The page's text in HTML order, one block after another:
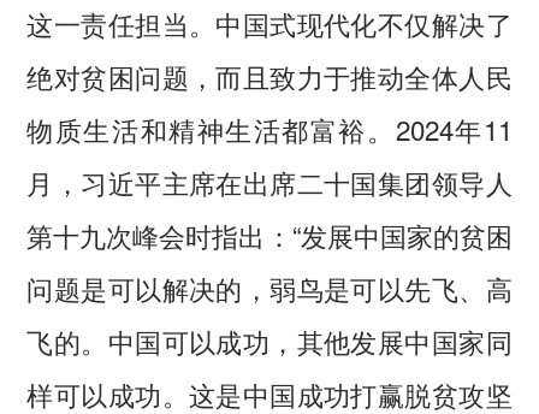
这一责任担当。中国式现代化不仅解决了
绝对贫困问题，而且致力于推动全体人民
物质生活和精神生活都富裕。2024年11
月，习近平主席在出席二十国集团领导人
第十九次峰会时指出：“发展中国家的贫困
问题是可以解决的，弱鸟是可以先飞、高
飞的。中国可以成功，其他发展中国家同
样可以成功。这是中国成功打赢脱贫攻坚